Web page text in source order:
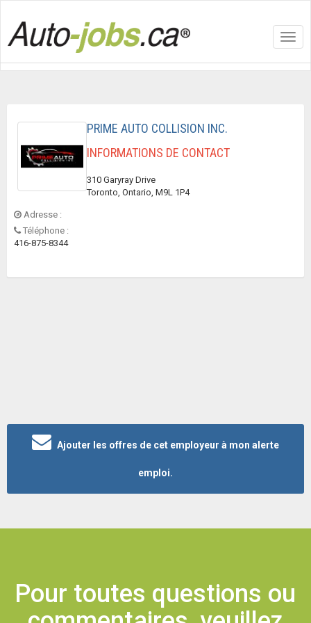
PRIME AUTO COLLISION INC.
INFORMATIONS DE CONTACT
Adresse :
310 Garyray Drive
Toronto, Ontario, M9L 1P4
Téléphone :
416-875-8344
Ajouter les offres de cet employeur à mon alerte
emploi.
Pour toutes questions ou